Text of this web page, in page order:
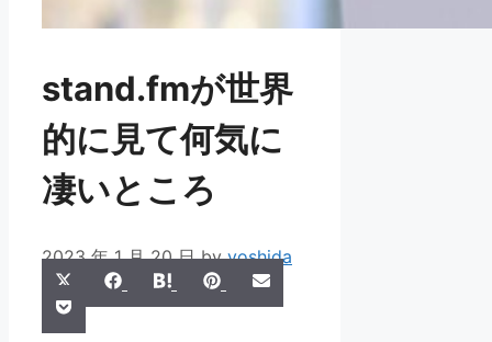
stand.fmが世界
的に見て何気に
凄いところ
2023 年 1 月 20 日 byyoshida
Share
on
(Twitter)
Share
on
Facebook
Share
on
Hatena Share
on
PinterestShare
on
Share
on
Pocket